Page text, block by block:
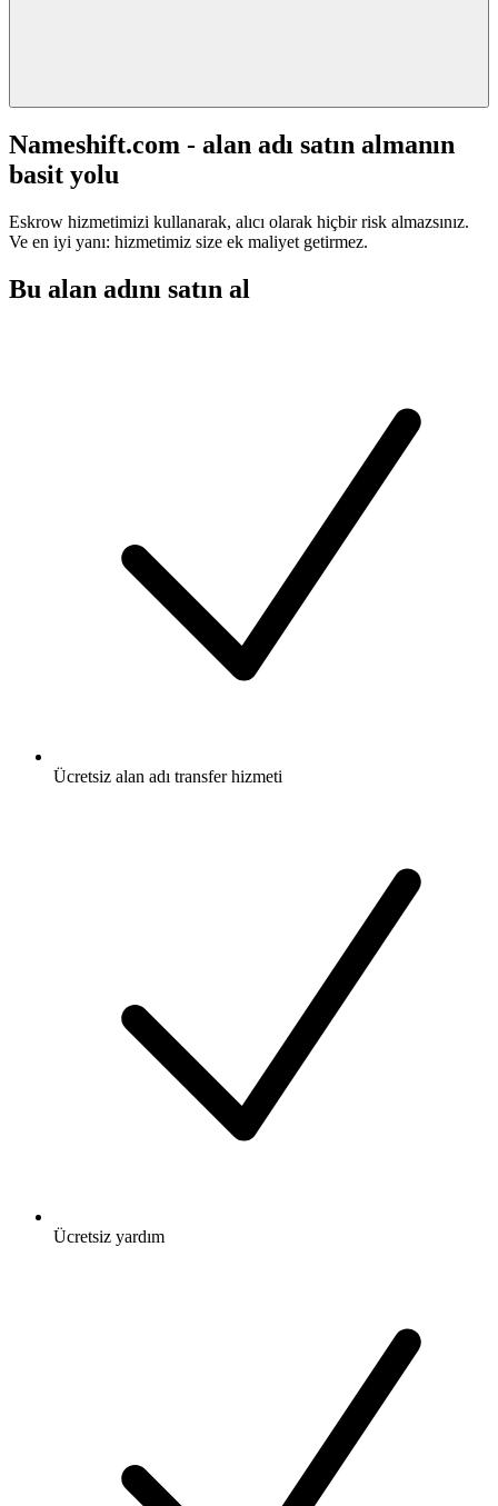
Nameshift.com - alan adı satın almanın
basit yolu
Eskrow hizmetimizi kullanarak, alıcı olarak hiçbir risk almazsınız.
Ve en iyi yanı: hizmetimiz size ek maliyet getirmez.
Bu alan adını satın al
Ücretsiz alan adı transfer hizmeti
Ücretsiz yardım